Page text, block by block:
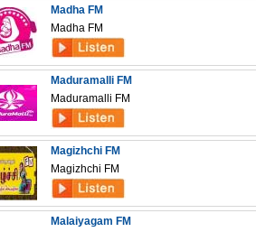
Madha FM
Madha FM
Maduramalli FM
Maduramalli FM
Magizhchi FM
Magizhchi FM
Malaiyagam FM